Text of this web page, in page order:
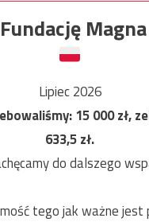
Lipiec 2026
15 000zł,
633,5zł.
do dalszego
tego jak ważne jest